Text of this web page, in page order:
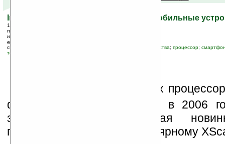
Intel вводит поддержку шейдеров в мобильные
14.02.2006 11:13
просмотров: сегодня 1, всего 3161
источник:
автор новости:
связанные темы:
новые устройства; процессор;
технологии
реди множества новых
фирмы Intel, выпускаемых в 2006
запланирована интересная
приходящая на смену популярному